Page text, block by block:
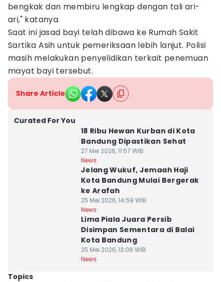
bengkak dan membiru lengkap dengan tali ari-
ari," katanya.
Saat ini jasad bayi telah dibawa ke Rumah Sakit
Sartika Asih untuk pemeriksaan lebih lanjut. Polisi
masih melakukan penyelidikan terkait penemuan
mayat bayi tersebut.
Share Article
Curated For You
18 Ribu Hewan Kurban di Kota
Bandung Dipastikan Sehat
27 Mei 2026, 11:57 WIB
News
Jelang Wukuf, Jemaah Haji
Kota Bandung Mulai Bergerak
ke Arafah
25 Mei 2026, 14:59 WIB
News
Lima Piala Juara Persib
Disimpan Sementara di Balai
Kota Bandung
25 Mei 2026, 13:06 WIB
News
Topics